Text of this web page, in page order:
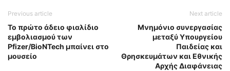
Previous article
Το πρώτο άδειο φιαλίδιο
εμβολιασμού των
Pfizer/BioNTech μπαίνει στο
μουσείο
Next article
Μνημόνιο συνεργασίας
μεταξύ Υπουργείου
Παιδείας και
Θρησκευμάτων και Εθνικής
Αρχής Διαφάνειας